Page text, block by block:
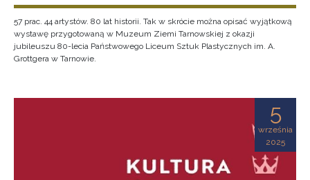
57 prac. 44 artystów. 80 lat historii. Tak w skrócie można opisać wyjątkową
wystawę przygotowaną w Muzeum Ziemi Tarnowskiej z okazji
jubileuszu 80-lecia Państwowego Liceum Sztuk Plastycznych im. A.
Grottgera w Tarnowie.
5
września
2025